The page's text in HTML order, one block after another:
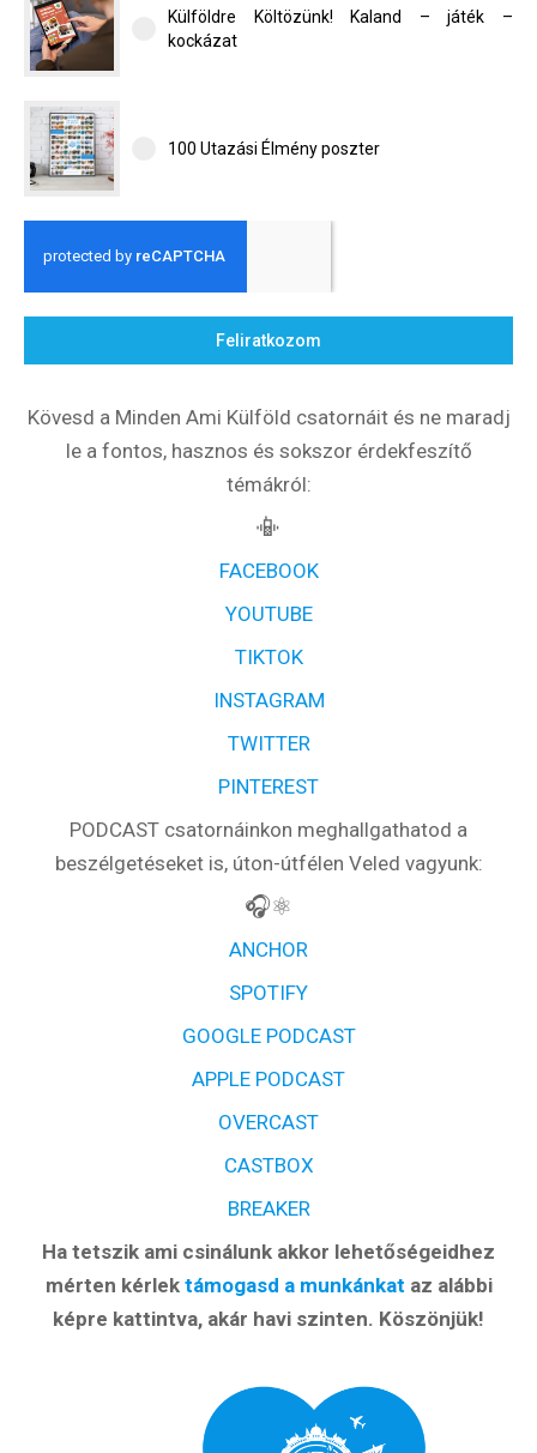
Külföldre Költözünk! Kaland – játék –
kockázat
100 Utazási Élmény poszter
Feliratkozom
Kövesd a Minden Ami Külföld csatornáit és ne maradj
le a fontos, hasznos és sokszor érdekfeszítő
témákról:
📳
FACEBOOK
YOUTUBE
TIKTOK
INSTAGRAM
TWITTER
PINTEREST
PODCAST csatornáinkon meghallgathatod a
beszélgetéseket is, úton-útfélen Veled vagyunk:
🎧⚛️
ANCHOR
SPOTIFY
GOOGLE PODCAST
APPLE PODCAST
OVERCAST
CASTBOX
BREAKER
Ha tetszik ami csinálunk akkor lehetőségeidhez
mérten kérlek támogasd a munkánkat az alábbi
képre kattintva, akár havi szinten. Köszönjük!